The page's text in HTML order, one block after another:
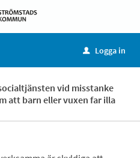
u Logga in
vid misstanke
att barn eller vuxen far illa